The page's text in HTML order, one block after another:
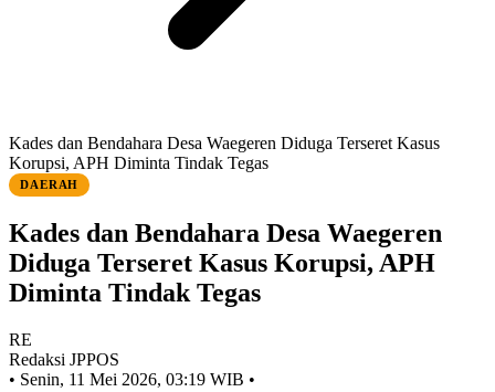
Kades dan Bendahara Desa Waegeren Diduga Terseret Kasus
Korupsi, APH Diminta Tindak Tegas
DAERAH
Kades dan Bendahara Desa Waegeren
Diduga Terseret Kasus Korupsi, APH
Diminta Tindak Tegas
RE
Redaksi JPPOS
• Senin, 11 Mei 2026, 03:19 WIB •